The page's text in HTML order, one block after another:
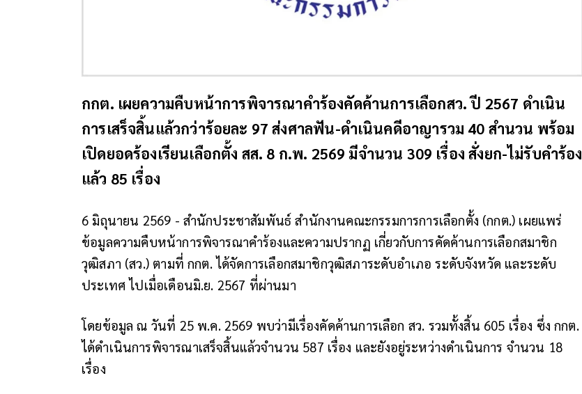
กกต. เผยความคืบหน้าการพิจารณาคำร้องคัดค้านการเลือกสว. ปี 2567 ดำเนิน
การเสร็จสิ้นแล้วกว่าร้อยละ 97 ส่งศาลฟัน-ดำเนินคดีอาญารวม 40 สำนวน พร้อม
เปิดยอดร้องเรียนเลือกตั้ง สส. 8 ก.พ. 2569 มีจำนวน 309 เรื่อง สั่งยก-ไม่รับคำร้อง
แล้ว 85 เรื่อง
6 มิถุนายน 2569 - สำนักประชาสัมพันธ์ สำนักงานคณะกรรมการการเลือกตั้ง (กกต.) เผยแพร่
ข้อมูลความคืบหน้าการพิจารณาคำร้องและความปรากฏ เกี่ยวกับการคัดค้านการเลือกสมาชิก
วุฒิสภา (สว.) ตามที่ กกต. ได้จัดการเลือกสมาชิกวุฒิสภาระดับอำเภอ ระดับจังหวัด และระดับ
ประเทศ ไปเมื่อเดือนมิ.ย. 2567 ที่ผ่านมา
โดยข้อมูล ณ วันที่ 25 พ.ค. 2569 พบว่ามีเรื่องคัดค้านการเลือก สว. รวมทั้งสิ้น 605 เรื่อง ซึ่ง กกต.
ได้ดำเนินการพิจารณาเสร็จสิ้นแล้วจำนวน 587 เรื่อง และยังอยู่ระหว่างดำเนินการ จำนวน 18
เรื่อง